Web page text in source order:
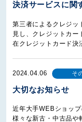
決済サービスに関
第三者によるクレジッ
見し、クレジットカー
在クレジットカード決
2024.04.06 そ
大切なお知らせ
近年大手WEBショッ
様々な新古・中古品や